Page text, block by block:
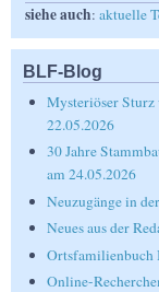
siehe auch: aktuelle
BLF-Blog
Mysteriöser
22.05.2026
30 Jahre
am 24.05.2026
Neuzugänge in
Neues aus der
Ortsfamilienbuch
Online-